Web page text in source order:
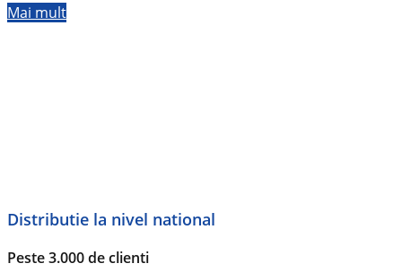
Mai mult
Distributie la nivel national
Peste 3.000 de clienti